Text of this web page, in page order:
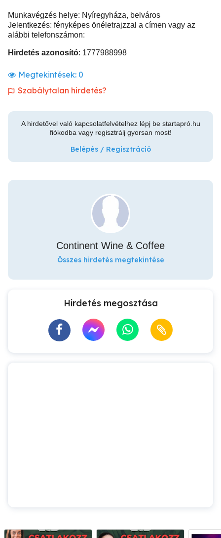
Munkavégzés helye: Nyíregyháza, belváros
Jelentkezés: fényképes önéletrajzzal a címen vagy az
alábbi telefonszámon:
Hirdetés azonosító: 1777988998
Megtekintések: 0
Szabálytalan hirdetés?
A hirdetővel való kapcsolatfelvételhez lépj be startapró.hu
fiókodba vagy regisztrálj gyorsan most!
Belépés / Regisztráció
Continent Wine & Coffee
Összes hirdetés megtekintése
Hirdetés megosztása